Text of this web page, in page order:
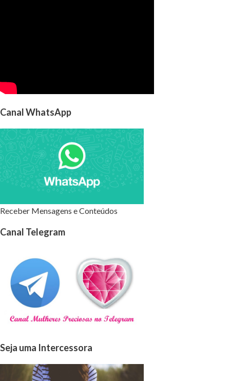
Canal WhatsApp
Receber Mensagens e Conteúdos
Canal Telegram
Seja uma Intercessora